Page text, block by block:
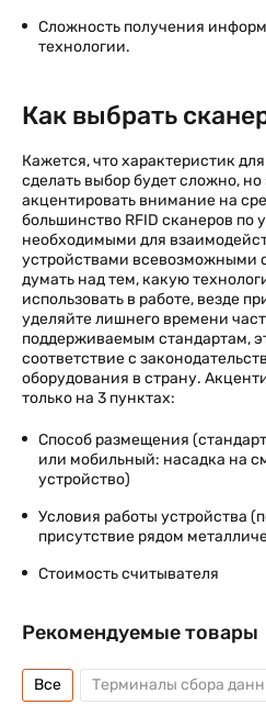
Сложность получения
технологии.
Как выбрать
Кажется, что характеристик
сделать выбор будет сложно, но
акцентировать внимание на
большинство RFID сканеров
необходимыми для
устройствами всевозможными
думать над тем, какую
использовать в работе, везде
уделяйте лишнего времени
поддерживаемым стандартам,
соответствие с
оборудования в страну.
только на 3 пунктах:
Способ размещения
или мобильный: насадка на
устройство)
Условия работы устройства
присутствие рядом
Стоимость считывателя
Рекомендуемые товары
Все Терминалы сбора